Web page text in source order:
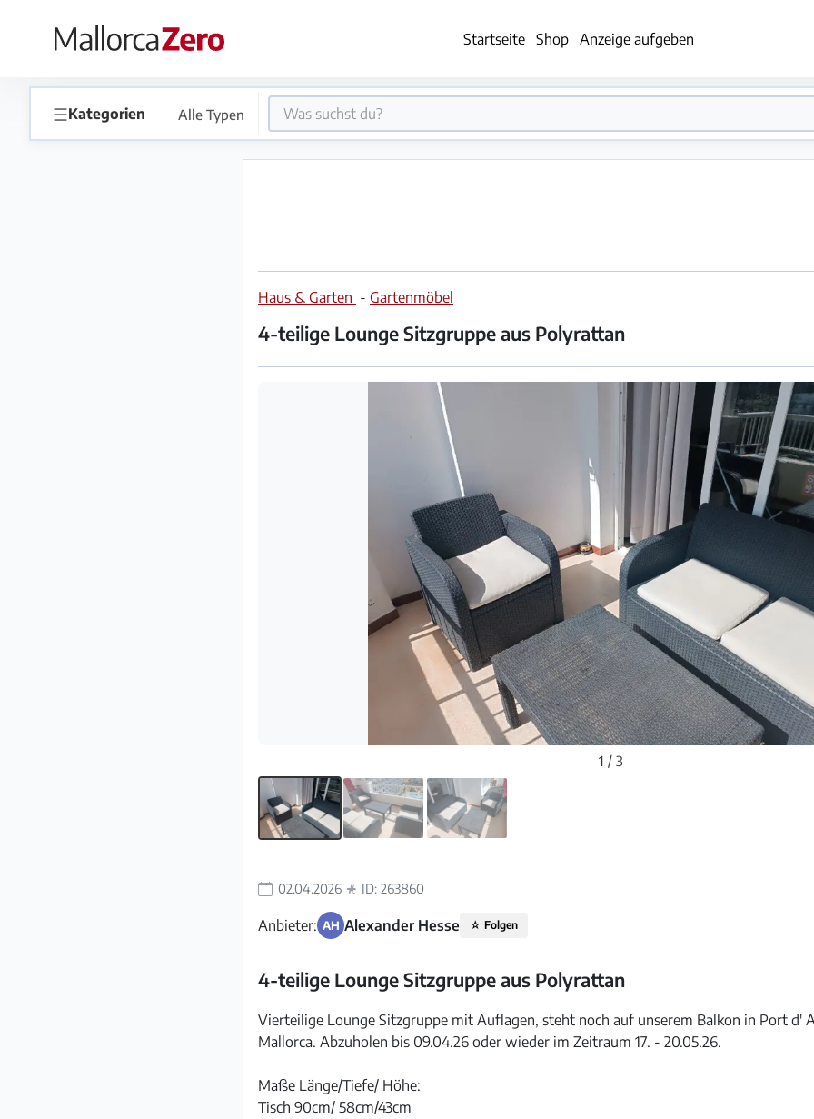
Startseite Shop Anzeige aufgeben
×
Anzeige
☰Kategorien Alle Typen
Haus & Garten - Gartenmöbel
4-teilige Lounge Sitzgruppe aus Polyrattan
1 / 3
02.04.2026 ID: 263860
Anbieter: AH Alexander Hesse ☆ Folgen
4-teilige Lounge Sitzgruppe aus Polyrattan
Vierteilige Lounge Sitzgruppe mit Auflagen, steht noch auf unserem Balkon in Port d'
Mallorca. Abzuholen bis 09.04.26 oder wieder im Zeitraum 17. - 20.05.26.
Maße Länge/Tiefe/ Höhe:
Tisch 90cm/ 58cm/43cm